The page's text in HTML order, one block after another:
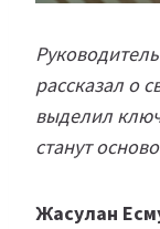
рассказал о
выделил
станут
Жасулан